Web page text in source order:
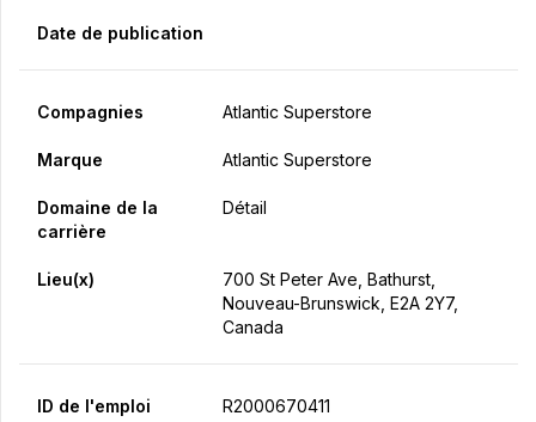
Date de publication
Compagnies Atlantic Superstore
Marque Atlantic Superstore
Domaine de la
carrière
Détail
Lieu(x)
700 St Peter Ave, Bathurst,
Nouveau-Brunswick, E2A 2Y7,
Canada
ID de l'emploi R2000670411